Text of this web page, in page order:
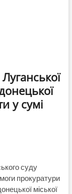
у сумі
суду
прокуратури
міської